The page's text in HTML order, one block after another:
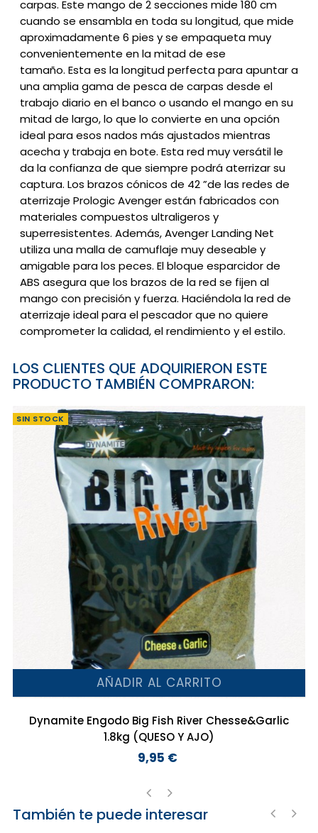
carpas. Este mango de 2 secciones mide 180 cm
cuando se ensambla en toda su longitud, que mide
aproximadamente 6 pies y se empaqueta muy
convenientemente en la mitad de ese
tamaño. Esta es la longitud perfecta para apuntar a
una amplia gama de pesca de carpas desde el
trabajo diario en el banco o usando el mango en su
mitad de largo, lo que lo convierte en una opción
ideal para esos nados más ajustados mientras
acecha y trabaja en bote. Esta red muy versátil le
da la confianza de que siempre podrá aterrizar su
captura. Los brazos cónicos de 42 ”de las redes de
aterrizaje Prologic Avenger están fabricados con
materiales compuestos ultraligeros y
superresistentes. Además, Avenger Landing Net
utiliza una malla de camuflaje muy deseable y
amigable para los peces. El bloque esparcidor de
ABS asegura que los brazos de la red se fijen al
mango con precisión y fuerza. Haciéndola la red de
aterrizaje ideal para el pescador que no quiere
comprometer la calidad, el rendimiento y el estilo.
LOS CLIENTES QUE ADQUIRIERON ESTE
PRODUCTO TAMBIÉN COMPRARON:
SIN STOCK
AÑADIR AL CARRITO
Dynamite Engodo Big Fish River Chesse&Garlic
1.8kg (QUESO Y AJO)
Precio
9,95 €
‹ ›
También te puede interesar